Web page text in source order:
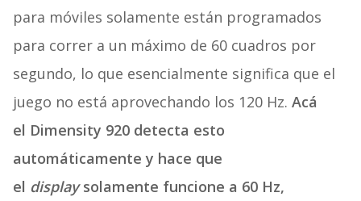
para móviles solamente están programados
para correr a un máximo de 60 cuadros por
segundo, lo que esencialmente significa que el
juego no está aprovechando los 120 Hz. Acá
el Dimensity 920 detecta esto
automáticamente y hace que
el displaysolamente funcione a 60 Hz,